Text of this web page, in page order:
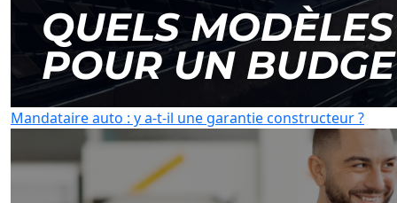
Mandataire auto : y a-t-il une garantie constructeur ?